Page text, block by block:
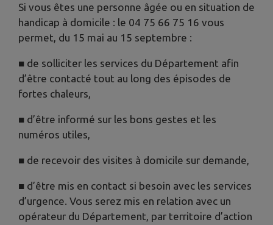
Si vous êtes une personne âgée ou en situation de
handicap à domicile : le 04 75 66 75 16 vous
permet, du 15 mai au 15 septembre :
■ de solliciter les services du Département afin
d’être contacté tout au long des épisodes de
fortes chaleurs,
■ d’être informé sur les bons gestes et les
numéros utiles,
■ de recevoir des visites à domicile sur demande,
■ d’être mis en contact si besoin avec les services
d’urgence. Vous serez mis en relation avec un
opérateur du Département, par territoire d’action